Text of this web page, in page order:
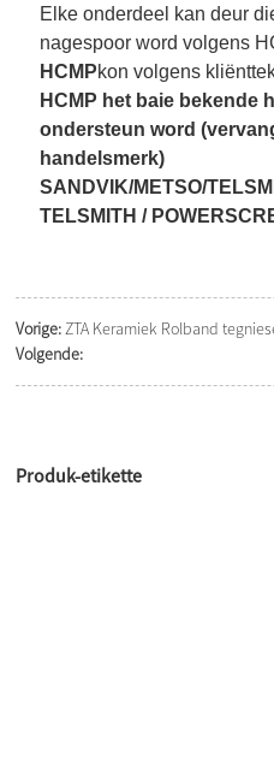
Elke onderdeel kan deur
nagespoor word volgens
HCMPkon volgens
HCMP het baie bekende
ondersteun word
handelsmerk)
SANDVIK/METSO/
TELSMITH /
Vorige:ZTA Keramiek Rolband
Volgende:
Produk-etikette